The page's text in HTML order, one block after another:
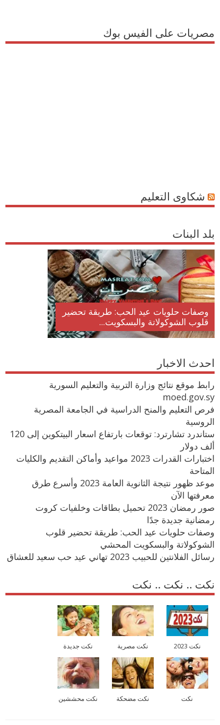
مصريات على الفيس بوك
شكاوى التعليم
بلد البنات
وصفات حلويات عيد الحب: طريقة تحضير
قلوب الشوكولاتة والبسكويت...
احدث الاخبار
رابط موقع نتائج وزارة التربية والتعليم السورية
moed.gov.sy
فرص التعليم والمنح الدراسية في الجامعة المصرية
الروسية
ستاندرد تشارترد: توقعات بارتفاع اسعار البيتكوين إلى 120
ألف دولار
اختبارات القدرات 2023 مواعيد وأماكن التقديم والكليات
المتاحة
موعد ظهور نتيجة الثانوية العامة 2023 وأسرع طرق
معرفتها الآن
صور رمضان 2023 تحميل بطاقات وخلفيات كروت
رمضانية جديدة جدًا
وصفات حلويات عيد الحب: طريقة تحضير قلوب
الشوكولاتة والبسكويت المحشي
رسائل الفلانتين للحبيب 2023 تهاني عيد حب سعيد للعشاق
نكت .. نكت .. نكت
نكت 2023 نكت مصرية نكت جديدة
نكت نكت مضحكة نكت محششين